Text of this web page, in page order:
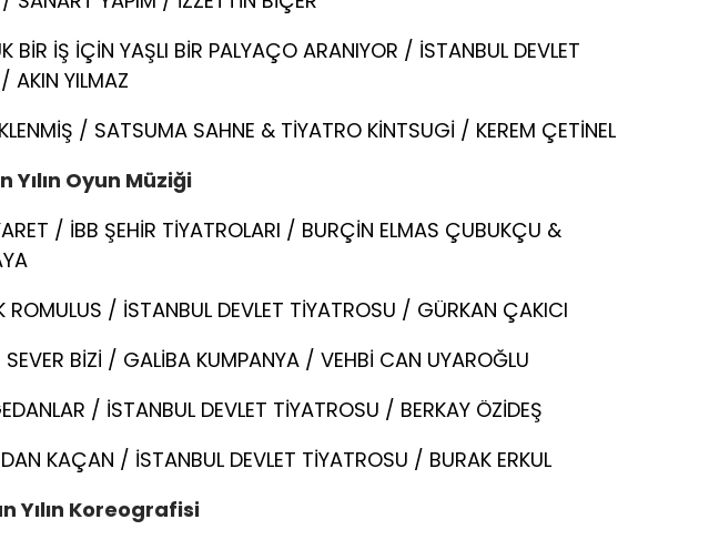
BİR İŞ İÇİN YAŞLI BİR PALYAÇO ARANIYOR / İSTANBUL DEVLET
AKIN YILMAZ
/ SATSUMA SAHNE & TİYATRO KİNTSUGİ / KEREM ÇETİNEL
Yılın Oyun Müziği
/ İBB ŞEHİR TİYATROLARI / BURÇİN ELMAS ÇUBUKÇU &
ROMULUS / İSTANBUL DEVLET TİYATROSU / GÜRKAN ÇAKICI
SEVER BİZİ / GALİBA KUMPANYA / VEHBİ CAN UYAROĞLU
/ İSTANBUL DEVLET TİYATROSU / BERKAY ÖZİDEŞ
KAÇAN / İSTANBUL DEVLET TİYATROSU / BURAK ERKUL
Yılın Koreografisi